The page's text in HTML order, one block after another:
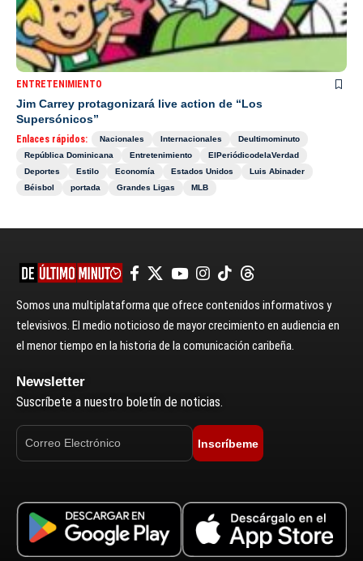
ENTRETENIMIENTO
Jim Carrey protagonizará live action de “Los
Supersónicos”
Enlaces rápidos: Nacionales Internacionales
Deultimominuto
República Dominicana
Entretenimiento
ElPeriódicodelaVerdad
Deportes
Estilo Economía Estados Unidos
Luis Abinader
Béisbol
portada Grandes Ligas MLB
Somos una multiplataforma que ofrece contenidos informativos y
televisivos. El medio noticioso de mayor crecimiento en audiencia en
el menor tiempo en la historia de la comunicación caribeña.
Newsletter
Suscríbete a nuestro boletín de noticias.
Inscríbeme